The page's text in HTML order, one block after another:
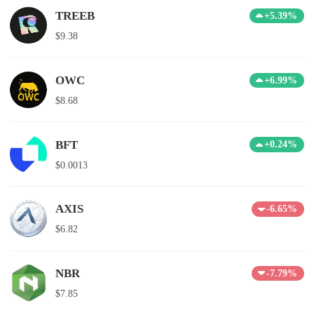
TREEB
+5.39%
$9.38
OWC
+6.99%
$8.68
BFT
+0.24%
$0.0013
AXIS
-6.65%
$6.82
NBR
-7.79%
$7.85